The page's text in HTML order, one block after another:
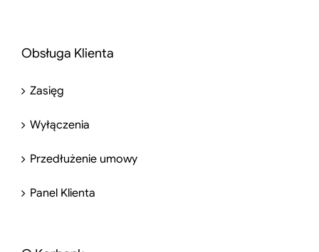
Obsługa Klienta
Zasięg
Wyłączenia
Przedłużenie umowy
Panel Klienta